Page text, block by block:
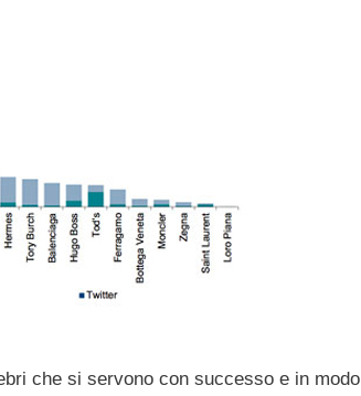
che si servono con successo e in modo